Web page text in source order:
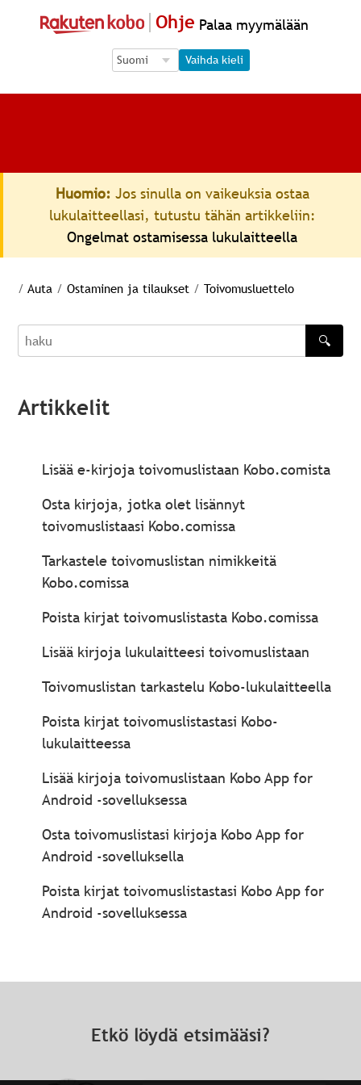
Ohje Palaa myymälään
Language Selection
Language Selection
Vaihda kieli
Huomio: Jos sinulla on vaikeuksia ostaa
lukulaitteellasi, tutustu tähän artikkeliin:
Ongelmat ostamisessa lukulaitteella
/ Auta / Ostaminen ja tilaukset / Toivomusluettelo
haku
🔍
Artikkelit
Lisää e-kirjoja toivomuslistaan Kobo.comista
Osta kirjoja, jotka olet lisännyt
toivomuslistaasi Kobo.comissa
Tarkastele toivomuslistan nimikkeitä
Kobo.comissa
Poista kirjat toivomuslistasta Kobo.comissa
Lisää kirjoja lukulaitteesi toivomuslistaan
Toivomuslistan tarkastelu Kobo-lukulaitteella
Poista kirjat toivomuslistastasi Kobo-
lukulaitteessa
Lisää kirjoja toivomuslistaan Kobo App for
Android -sovelluksessa
Osta toivomuslistasi kirjoja Kobo App for
Android -sovelluksella
Poista kirjat toivomuslistastasi Kobo App for
Android -sovelluksessa
Etkö löydä etsimääsi?